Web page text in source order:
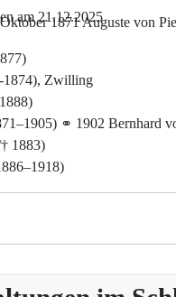
am 21.12.2025
1871 Auguste von
1874), Zwilling
⚭ 1902 Bernhard
1883)